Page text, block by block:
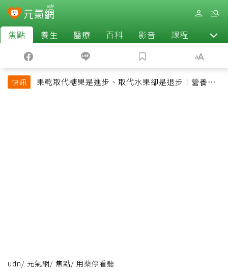
焦點 養生 醫療 百科 影音 課程 退休
快訊
果乾取代糖果是進步、取代水果卻是退步！營養師
udn/ 元氣網/ 焦點/ 用藥停看聽